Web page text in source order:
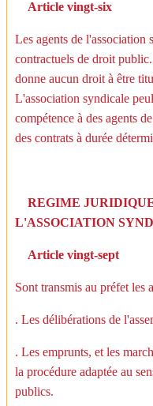
Article vingt-six
Les agents de l'association
contractuels de droit
donne aucun droit à être
L'association syndicale
compétence à des agents
des contrats à durée
REGIME
L'ASSOCIATION
Article vingt-sept
Sont transmis au préfet les
. Les délibérations de
. Les emprunts, et les
la procédure adaptée au
publics.